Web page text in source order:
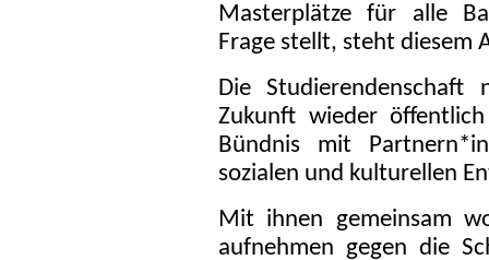
Masterplätze für alle
Frage stellt, steht diesem
Die
Zukunft wieder
Bündnis mit
sozialen und kulturellen
Mit ihnen gemeinsam
aufnehmen gegen die